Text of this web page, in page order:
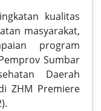
kualitas
masyarakat,
program
Sumbar
Daerah
ZHM Premiere